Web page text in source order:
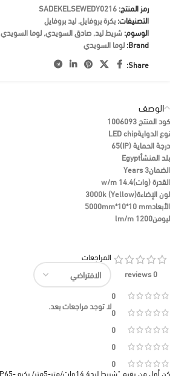
رمز المنتج:SADEKELSEWEDY0216
التصنيفات:بكرة بروفايل,ليد بروفايل
الوسوم:شريط ليد,صادق السويدي,لوما السويدي
Brand: لوما السويدي
Share:
الوصف
كود المنتج1006093
نوع الدوايةLED chip
درجة الحماية (IP)
65
بلد المنشأEgypt
الضمان3 Years
القدرة (وات)14.4 w/m
لون الإضاءة3000k (Yellow)
الأبعاد5000mm*10*10 mm
ليومن1200 lm/m
0 reviews
0
0
0
0
0
المراجعات
لا توجد مراجعات بعد.
كن أول من يقيم “شريط ليد14.4وات/متر-5متر/ بكره -3000K-,IP65 ماركة صادق السويدي”